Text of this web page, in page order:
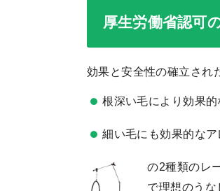
厚生労働省認可
効果と安全性の確立され
根深い毛により効果
細い毛にも効果的な
の2種類のレ
で理想のうな